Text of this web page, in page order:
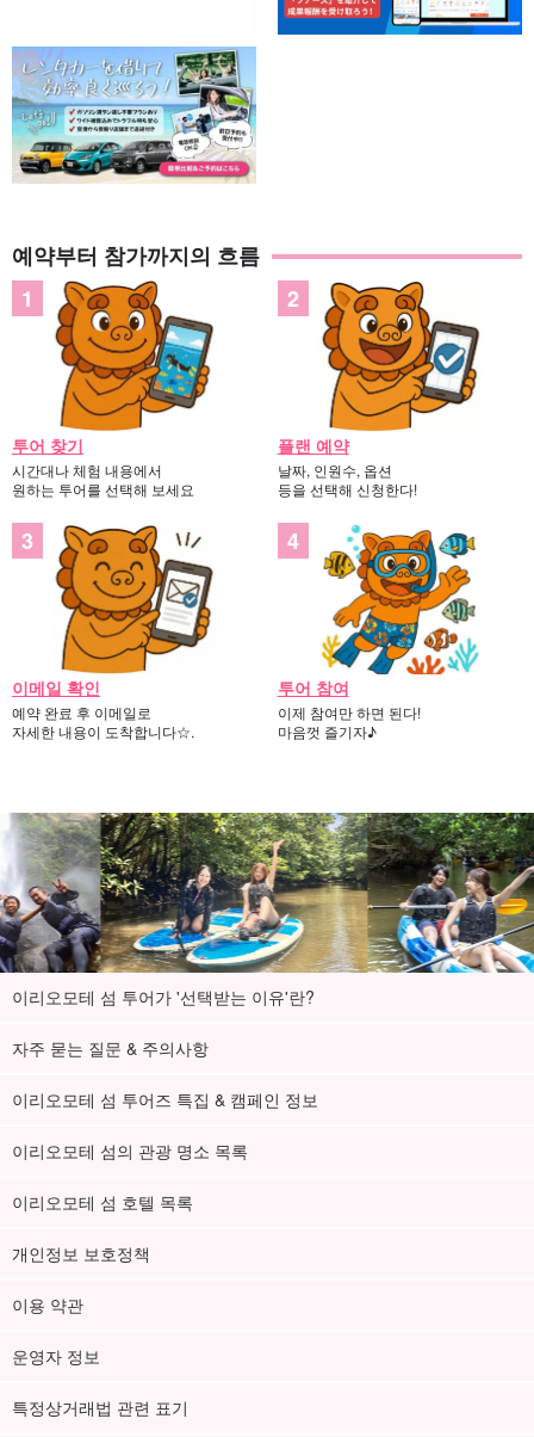
예약부터 참가까지의 흐름
투어 찾기
시간대나 체험 내용에서
원하는 투어를 선택해 보세요
플랜 예약
날짜, 인원수, 옵션
등을 선택해 신청한다!
이메일 확인
예약 완료 후 이메일로
자세한 내용이 도착합니다☆.
투어 참여
이제 참여만 하면 된다!
마음껏 즐기자♪
이리오모테 섬 투어가 '선택받는 이유'란?
자주 묻는 질문 & 주의사항
이리오모테 섬 투어즈 특집 & 캠페인 정보
이리오모테 섬의 관광 명소 목록
이리오모테 섬 호텔 목록
개인정보 보호정책
이용 약관
운영자 정보
특정상거래법 관련 표기